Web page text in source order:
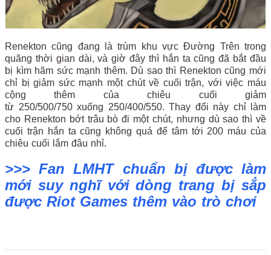
Renekton cũng đang là trùm khu vực Đường Trên trong
quãng thời gian dài, và giờ đây thì hắn ta cũng đã bắt đầu
bị kìm hãm sức mạnh thêm. Dù sao thì Renekton cũng mới
chỉ bị giảm sức mạnh một chút về cuối trận, với việc máu
cộng thêm của chiêu cuối giảm
từ 250/500/750 xuống 250/400/550. Thay đổi này chỉ làm
cho Renekton bớt trâu bò đi một chút, nhưng dù sao thì về
cuối trận hắn ta cũng không quá để tâm tới 200 máu của
chiêu cuối lắm đâu nhỉ.
>>> Fan LMHT chuẩn bị được làm
mới suy nghĩ với dòng trang bị sắp
được Riot Games thêm vào trò chơi